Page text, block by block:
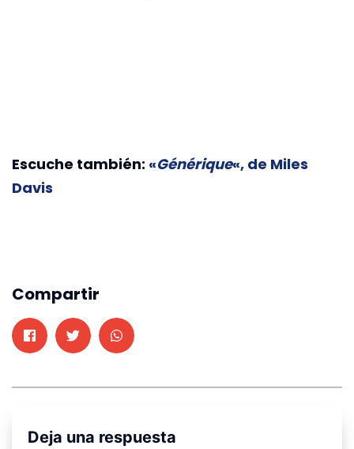
Escuche también: «Générique«, de Miles
Davis
Compartir
Deja una respuesta